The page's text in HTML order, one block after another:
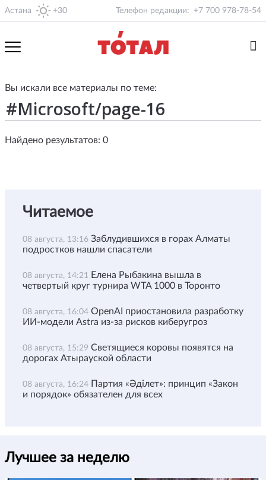
Астана +30 Телефон редакции: +7 700 978-78-54
Вы искали все материалы по теме:
Найдено результатов: 0
Читаемое
08 августа, 13:16 Заблудившихся в горах Алматы
подростков нашли спасатели
08 августа, 14:21 Елена Рыбакина вышла в
четвертый круг турнира WTA 1000 в Торонто
08 августа, 16:04 OpenAI приостановила разработку
ИИ-модели Astra из-за рисков киберугроз
08 августа, 15:29 Светящиеся коровы появятся на
дорогах Атырауской области
08 августа, 16:24 Партия «Әділет»: принцип «Закон
и порядок» обязателен для всех
Лучшее за неделю